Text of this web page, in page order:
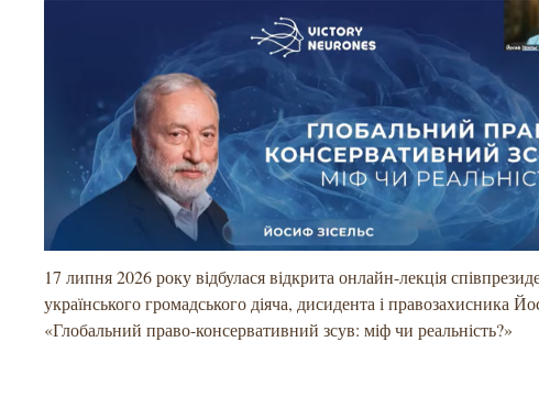
17 липня 2026 року відбулася відкрита онлайн-лекція
українського громадського діяча, дисидента і правозахисника
«Глобальний право-консервативний зсув: міф чи реальність?»